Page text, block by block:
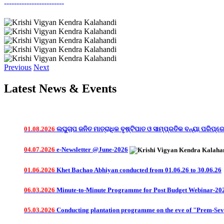
------------------------
ପିଆଜ ଚାଷ ବେଳେ ଅଗ ପତ୍ର ପୋଡି ଯାଉଥିଲେ METALAXYL +
------------------------
ଯେ କୌଣସି ପନିପରିବା ଚାଷ କରିବା ପୂର୍ବରୁ ଚାରାକୁ ୨ ଗ୍ରାମ
------------------------
ବାଦାମ କିମ୍ବା ରାଶି ଚାଷ କରିବାର ଥିଲେ ଜମିକୁ ଚୂନ କିମ୍ବା କାଗଜ
------------------------
------------------------
Previous Next
Latest News & Events